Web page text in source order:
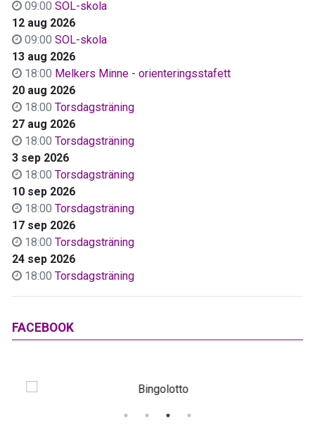
09:00 SOL-skola
12 aug 2026
09:00 SOL-skola
13 aug 2026
18:00 Melkers Minne - orienteringsstafett
20 aug 2026
18:00 Torsdagsträning
27 aug 2026
18:00 Torsdagsträning
3 sep 2026
18:00 Torsdagsträning
10 sep 2026
18:00 Torsdagsträning
17 sep 2026
18:00 Torsdagsträning
24 sep 2026
18:00 Torsdagsträning
FACEBOOK